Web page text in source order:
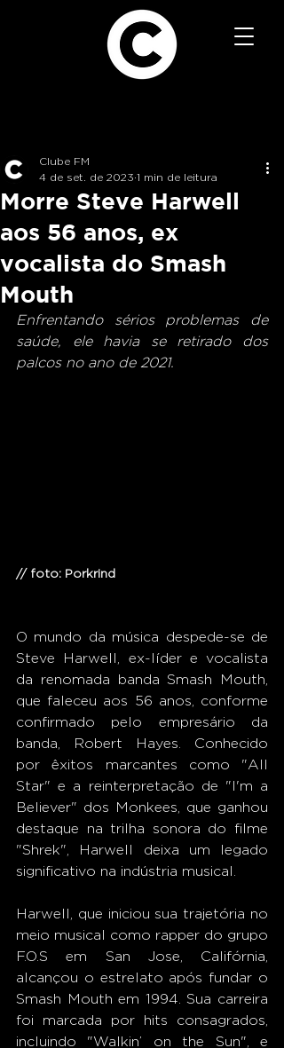
Morre Steve Harwell
aos 56 anos, ex
vocalista do Smash
Mouth
Clube FM
4 de set. de 2023 1 min de leitura
Enfrentando sérios problemas de
saúde, ele havia se retirado dos
palcos no ano de 2021.
// foto: Porkrind
O mundo da música despede-se de
Steve Harwell, ex-líder e vocalista
da renomada banda Smash Mouth,
que faleceu aos 56 anos, conforme
confirmado pelo empresário da
banda, Robert Hayes. Conhecido
por êxitos marcantes como "All
Star" e a reinterpretação de "I'm a
Believer" dos Monkees, que ganhou
destaque na trilha sonora do filme
"Shrek", Harwell deixa um legado
significativo na indústria musical.
Harwell, que iniciou sua trajetória no
meio musical como rapper do grupo
F.O.S em San Jose, Califórnia,
alcançou o estrelato após fundar o
Smash Mouth em 1994. Sua carreira
foi marcada por hits consagrados,
incluindo "Walkin’ on the Sun", e